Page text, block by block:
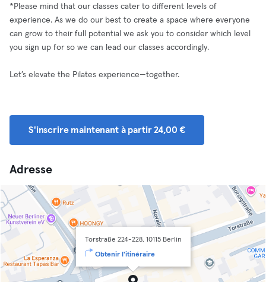
*Please mind that our classes cater to different levels of
experience. As we do our best to create a space where everyone
can grow to their full potential we ask you to consider which level
you sign up for so we can lead our classes accordingly.
Let’s elevate the Pilates experience—together.
S'inscrire maintenant à partir 24,00 €
Adresse
Torstraße 224-228, 10115 Berlin
Obtenir l'itinéraire